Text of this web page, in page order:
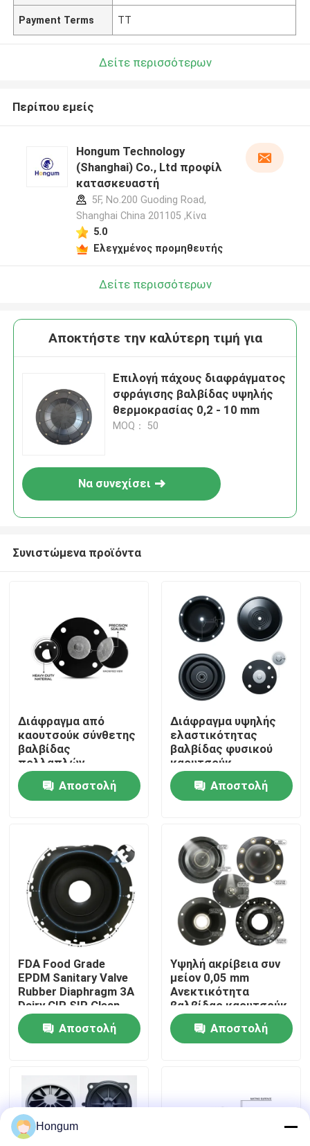
Σπίτι
Προϊόντα
περιοδεία στο εργοστάσιο
Έλεγχος ποιότητας
Ειδήσεις
Υποθέσεις
Λαστιχένιες σφραγίδες διαφραγμάτων
Λαστιχένιο διάφραγμα βαλβίδων
Payment Terms TT
Δείτε περισσότερων
Περίπου εμείς
Hongum Technology
(Shanghai) Co., Ltd προφίλ
κατασκευαστή
5F, No.200 Guoding Road,
Shanghai China 201105 ,Κίνα
5.0
Ελεγχμένος προμηθευτής
Δείτε περισσότερων
Αποκτήστε την καλύτερη τιμή για
Επιλογή πάχους διαφράγματος
σφράγισης βαλβίδας υψηλής
θερμοκρασίας 0,2 - 10 mm
MOQ： 50
Να συνεχίσει
Συνιστώμενα προϊόντα
Διάφραγμα από
καουτσούκ σύνθετης
βαλβίδας
πολλαπλών
στρώσεων EPDM
PTFE
Πολυστρωματικό
Αποστολή
Διάφραγμα υψηλής
ελαστικότητας
βαλβίδας φυσικού
καουτσούκ
σκληρυμένο με θείο
55 Shore A Pneumatic
Actuator OEM
Αποστολή
FDA Food Grade
EPDM Sanitary Valve
Rubber Diaphragm 3A
Dairy CIP SIP Clean
Steam Compatible
Αποστολή
Υψηλή ακρίβεια συν
μείον 0,05 mm
Ανεκτικότητα
βαλβίδας καουτσούκ
διάφραγμα
μετρούμενο με
λέιζερ ένεση
Αποστολή
Hongum